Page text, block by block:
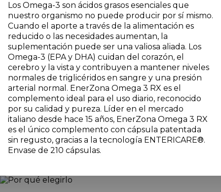
Los Omega-3 son ácidos grasos esenciales que
nuestro organismo no puede producir por sí mismo.
Cuando el aporte a través de la alimentación es
reducido o las necesidades aumentan, la
suplementación puede ser una valiosa aliada. Los
Omega-3 (EPA y DHA) cuidan del corazón, el
cerebro y la vista y contribuyen a mantener niveles
normales de triglicéridos en sangre y una presión
arterial normal. EnerZona Omega 3 RX es el
complemento ideal para el uso diario, reconocido
por su calidad y pureza. Líder en el mercado
italiano desde hace 15 años, EnerZona Omega 3 RX
es el único complemento con cápsula patentada
sin regusto, gracias a la tecnología ENTERICARE®.
Envase de 210 cápsulas.